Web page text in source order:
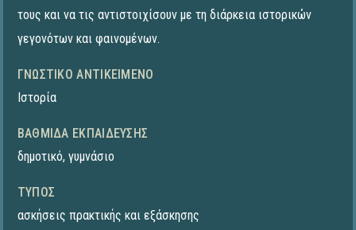
τους και να τις αντιστοιχίσουν με τη διάρκεια ιστορικών
γεγονότων και φαινομένων.
ΓΝΩΣΤΙΚΌ ΑΝΤΙΚΕΊΜΕΝΟ
Ιστορία
ΒΑΘΜΊΔΑ ΕΚΠΑΊΔΕΥΣΗΣ
δημοτικό, γυμνάσιο
ΤΎΠΟΣ
ασκήσεις πρακτικής και εξάσκησης